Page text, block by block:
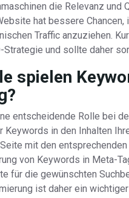
die Relevanz
hat bessere
Traffic anzuziehen.
Strategie und sollte daher
spielen
entscheidende Rolle bei
Keywords in den Inhalten
mit den
von Keywords in Meta-
für die gewünschten
ist daher ein